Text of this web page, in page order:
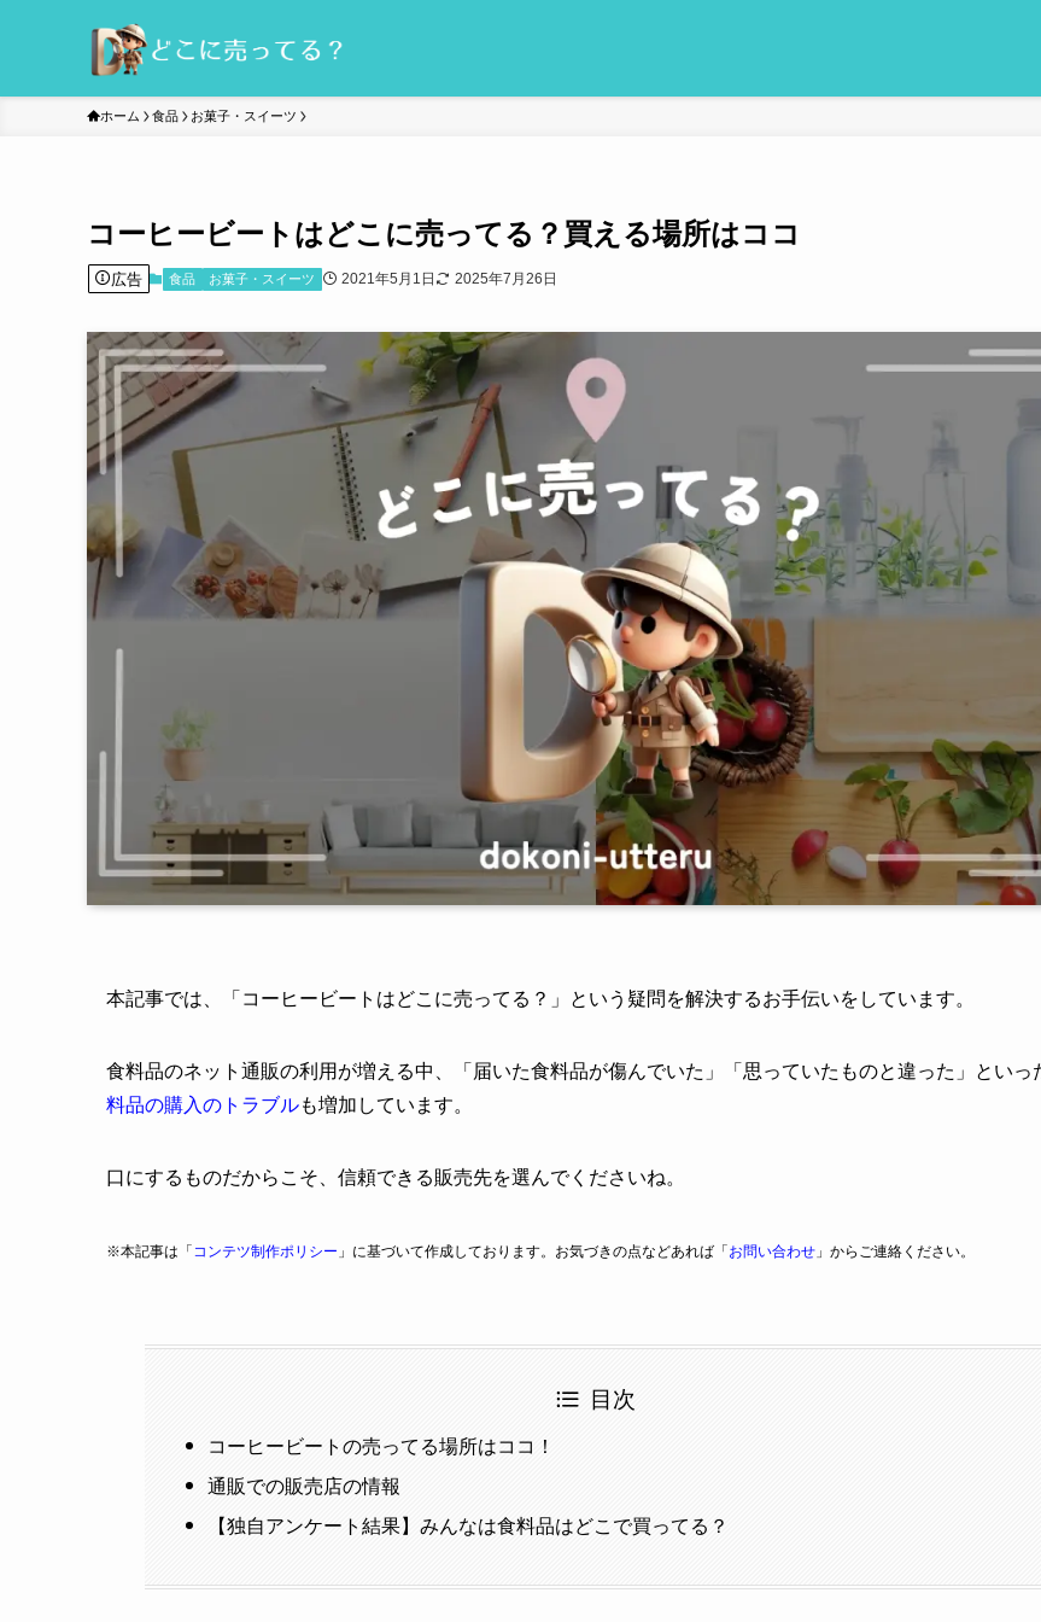
ホーム 食品 お菓子・スイーツ
コーヒービートはどこに売ってる？買える場所はココ
広告 食品 お菓子・スイーツ 2021年5月1日 2025年7月26日
本記事では、「コーヒービートはどこに売ってる？」という疑問を解決するお手伝いをしています。
食料品のネット通販の利用が増える中、「届いた食料品が傷んでいた」「思っていたものと違った」といっ
料品の購入のトラブルも増加しています。
口にするものだからこそ、信頼できる販売先を選んでくださいね。
※本記事は「 コンテツ制作ポリシー 」に基づいて作成しております。お気づきの点などあれば「 お問い合わせ 」からご連絡ください。
目次
コーヒービートの売ってる場所はココ！
通販での販売店の情報
【独自アンケート結果】みんなは食料品はどこで買ってる？